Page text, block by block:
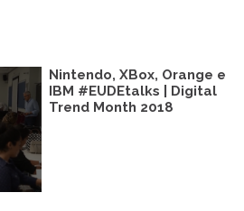
Nintendo, XBox, Orange e
IBM #EUDEtalks | Digital
Trend Month 2018